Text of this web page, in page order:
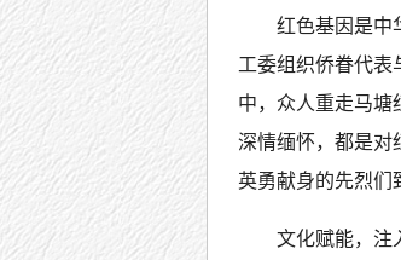
红色基因是中
工委组织侨眷代表
中，众人重走马塘
深情缅怀，都是对
英勇献身的先烈们
文化赋能，注